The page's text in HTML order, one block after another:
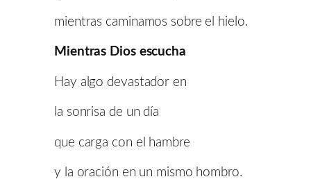
mientras caminamos sobre el hielo.
Mientras Dios escucha
Hay algo devastador en
la sonrisa de un día
que carga con el hambre
y la oración en un mismo hombro.